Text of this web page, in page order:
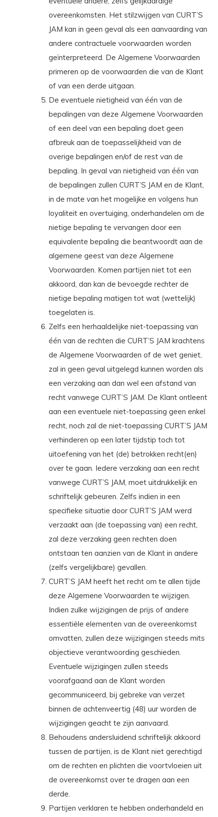
overeenkomsten. Het stilzwijgen van CURT’S
JAM kan in geen geval als een aanvaarding van
andere contractuele voorwaarden worden
geïnterpreteerd. De Algemene Voorwaarden
primeren op de voorwaarden die van de Klant
of van een derde uitgaan.
De eventuele nietigheid van één van de
bepalingen van deze Algemene Voorwaarden
of een deel van een bepaling doet geen
afbreuk aan de toepasselijkheid van de
overige bepalingen en/of de rest van de
bepaling. In geval van nietigheid van één van
de bepalingen zullen CURT’S JAM en de Klant,
in de mate van het mogelijke en volgens hun
loyaliteit en overtuiging, onderhandelen om de
nietige bepaling te vervangen door een
equivalente bepaling die beantwoordt aan de
algemene geest van deze Algemene
Voorwaarden. Komen partijen niet tot een
akkoord, dan kan de bevoegde rechter de
nietige bepaling matigen tot wat (wettelijk)
toegelaten is.
Zelfs een herhaaldelijke niet-toepassing van
één van de rechten die CURT’S JAM krachtens
de Algemene Voorwaarden of de wet geniet,
zal in geen geval uitgelegd kunnen worden als
een verzaking aan dan wel een afstand van
recht vanwege CURT’S JAM. De Klant ontleent
aan een eventuele niet-toepassing geen enkel
recht, noch zal de niet-toepassing CURT’S JAM
verhinderen op een later tijdstip toch tot
uitoefening van het (de) betrokken recht(en)
over te gaan. Iedere verzaking aan een recht
vanwege CURT’S JAM, moet uitdrukkelijk en
schriftelijk gebeuren. Zelfs indien in een
specifieke situatie door CURT’S JAM werd
verzaakt aan (de toepassing van) een recht,
zal deze verzaking geen rechten doen
ontstaan ten aanzien van de Klant in andere
(zelfs vergelijkbare) gevallen.
CURT’S JAM heeft het recht om te allen tijde
deze Algemene Voorwaarden te wijzigen.
Indien zulke wijzigingen de prijs of andere
essentiële elementen van de overeenkomst
omvatten, zullen deze wijzigingen steeds mits
objectieve verantwoording geschieden.
Eventuele wijzigingen zullen steeds
voorafgaand aan de Klant worden
gecommuniceerd, bij gebreke van verzet
binnen de achtenveertig (48) uur worden de
wijzigingen geacht te zijn aanvaard.
Behoudens andersluidend schriftelijk akkoord
tussen de partijen, is de Klant niet gerechtigd
om de rechten en plichten die voortvloeien uit
de overeenkomst over te dragen aan een
derde.
Partijen verklaren te hebben onderhandeld en